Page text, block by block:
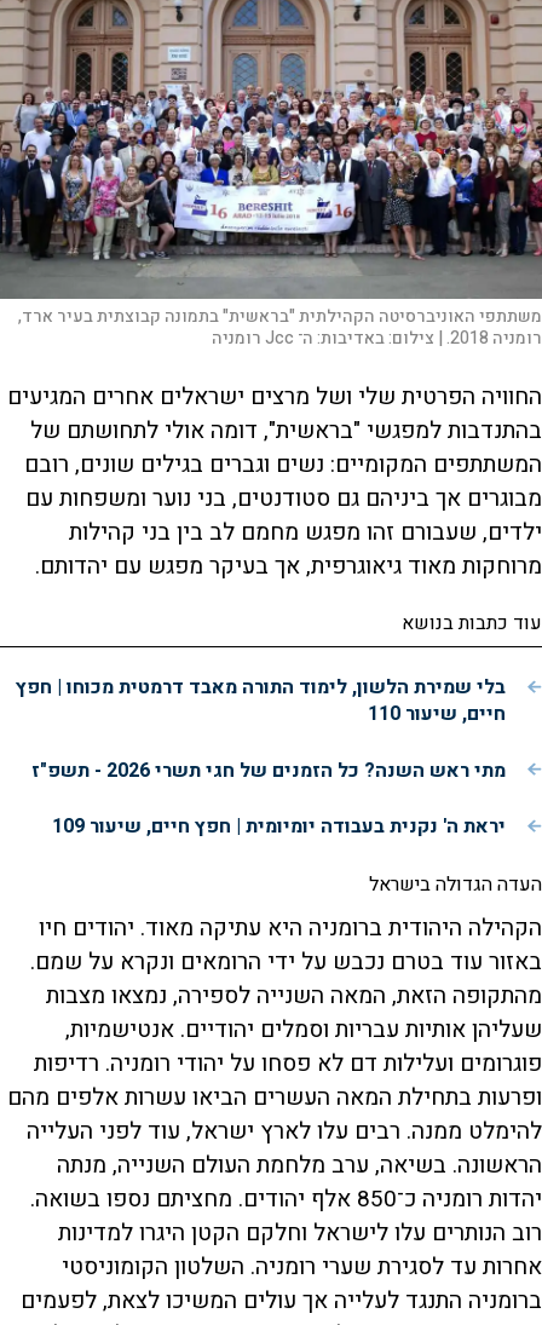
משתתפי האוניברסיטה הקהילתית "בראשית" בתמונה קבוצתית בעיר ארד,
רומניה 2018. |
צילום:באדיבות: ה־ Jcc רומניה
החוויה הפרטית שלי ושל מרצים ישראלים אחרים המגיעים
בהתנדבות למפגשי "בראשית", דומה אולי לתחושתם של
המשתתפים המקומיים: נשים וגברים בגילים שונים, רובם
מבוגרים אך ביניהם גם סטודנטים, בני נוער ומשפחות עם
ילדים, שעבורם זהו מפגש מחמם לב בין בני קהילות
מרוחקות מאוד גיאוגרפית, אך בעיקר מפגש עם יהדותם.
עוד כתבות בנושא
בלי שמירת הלשון, לימוד התורה מאבד דרמטית מכוחו | חפץ
חיים, שיעור 110
מתי ראש השנה? כל הזמנים של חגי תשרי 2026 - תשפ"ז
יראת ה' נקנית בעבודה יומיומית | חפץ חיים, שיעור 109
העדה הגדולה בישראל
הקהילה היהודית ברומניה היא עתיקה מאוד. יהודים חיו
באזור עוד בטרם נכבש על ידי הרומאים ונקרא על שמם.
מהתקופה הזאת, המאה השנייה לספירה, נמצאו מצבות
שעליהן אותיות עבריות וסמלים יהודיים. אנטישמיות,
פוגרומים ועלילות דם לא פסחו על יהודי רומניה. רדיפות
ופרעות בתחילת המאה העשרים הביאו עשרות אלפים מהם
להימלט ממנה. רבים עלו לארץ ישראל, עוד לפני העלייה
הראשונה. בשיאה, ערב מלחמת העולם השנייה, מנתה
יהדות רומניה כ־850 אלף יהודים. מחציתם נספו בשואה.
רוב הנותרים עלו לישראל וחלקם הקטן היגרו למדינות
אחרות עד לסגירת שערי רומניה. השלטון הקומוניסטי
ברומניה התנגד לעלייה אך עולים המשיכו לצאת, לפעמים